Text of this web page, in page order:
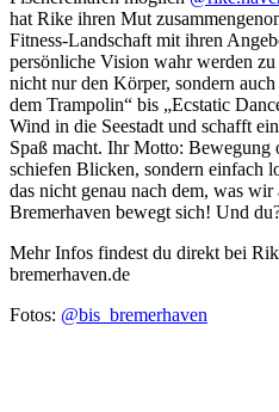
hat Rike ihren Mut
Fitness-Landschaft mit ihren
persönliche Vision wahr werden
nicht nur den Körper, sondern
dem Trampolin“ bis „Ecstatic
Wind in die Seestadt und schafft
Spaß macht. Ihr Motto:
schiefen Blicken, sondern einfach
das nicht genau nach dem, was wir
Bremerhaven bewegt sich! Und
Mehr Infos findest du direkt bei
bremerhaven.de
Fotos: @bis_bremerhaven